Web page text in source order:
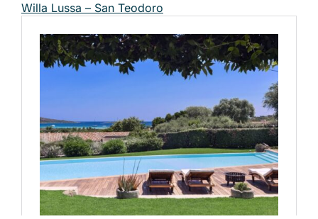
Willa Lussa – San Teodoro